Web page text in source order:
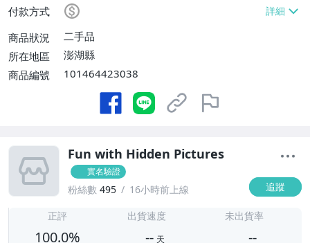
付款方式
商品狀況
二手品
所在地區
澎湖縣
商品編號
101464423038
Fun with Hidden Pictures
實名驗證
粉絲數 495 16小時前上線 追蹤
正評
100.0%
出貨速度
-- 天
未出貨率
--